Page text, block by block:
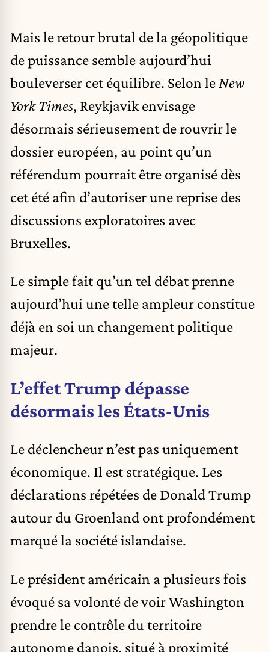
Mais le retour brutal de la géopolitique
de puissance semble aujourd’hui
bouleverser cet équilibre. Selon le New
York Times, Reykjavik envisage
désormais sérieusement de rouvrir le
dossier européen, au point qu’un
référendum pourrait être organisé dès
cet été afin d’autoriser une reprise des
discussions exploratoires avec
Bruxelles.
Le simple fait qu’un tel débat prenne
aujourd’hui une telle ampleur constitue
déjà en soi un changement politique
majeur.
L’effet Trump dépasse
désormais les États-Unis
Le déclencheur n’est pas uniquement
économique. Il est stratégique. Les
déclarations répétées de Donald Trump
autour du Groenland ont profondément
marqué la société islandaise.
Le président américain a plusieurs fois
évoqué sa volonté de voir Washington
prendre le contrôle du territoire
autonome danois, situé à proximité